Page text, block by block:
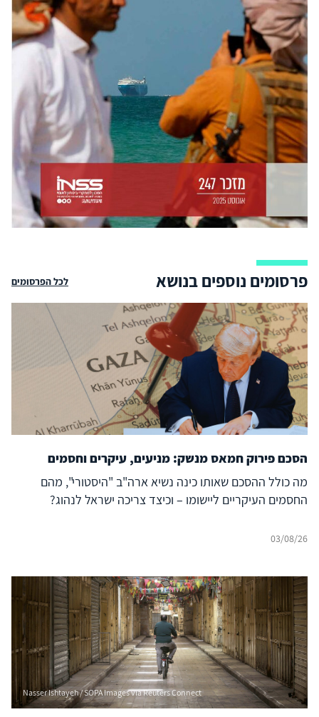
פרסומים נוספים בנושא לכל הפרסומים
הסכם פירוק חמאס מנשק: מניעים, עיקרים וחסמים
מה כולל ההסכם שאותו כינה נשיא ארה"ב "היסטורי", מהם
החסמים העיקריים ליישומו – וכיצד צריכה ישראל לנהוג?
03/08/26
Nasser Ishtayeh / SOPA Images via Reuters Connect